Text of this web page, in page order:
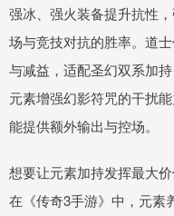
强冰、强火装备提升抗性
场与竞技对抗的胜率。道
与减益，适配圣幻双系加
元素增强幻影符咒的干扰
能提供额外输出与控场。
想要让元素加持发挥最大
在《传奇3手游》中，元素